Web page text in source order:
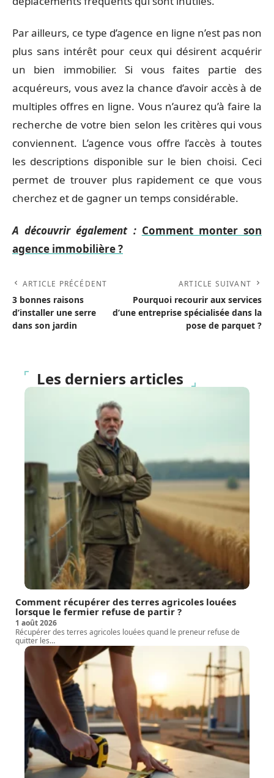
Par ailleurs, ce type d’agence en ligne n’est pas non
plus sans intérêt pour ceux qui désirent acquérir
un bien immobilier. Si vous faites partie des
acquéreurs, vous avez la chance d’avoir accès à de
multiples offres en ligne. Vous n’aurez qu’à faire la
recherche de votre bien selon les critères qui vous
conviennent. L’agence vous offre l’accès à toutes
les descriptions disponible sur le bien choisi. Ceci
permet de trouver plus rapidement ce que vous
cherchez et de gagner un temps considérable.
A découvrir également : Comment monter son
agence immobilière ?
ARTICLE PRÉCÉDENT
3 bonnes raisons
d’installer une serre
dans son jardin
ARTICLE SUIVANT
Pourquoi recourir aux services
d’une entreprise spécialisée dans la
pose de parquet ?
Les derniers articles
Comment récupérer des terres agricoles louées
lorsque le fermier refuse de partir ?
1 août 2026
Récupérer des terres agricoles louées quand le preneur refuse de
quitter les…